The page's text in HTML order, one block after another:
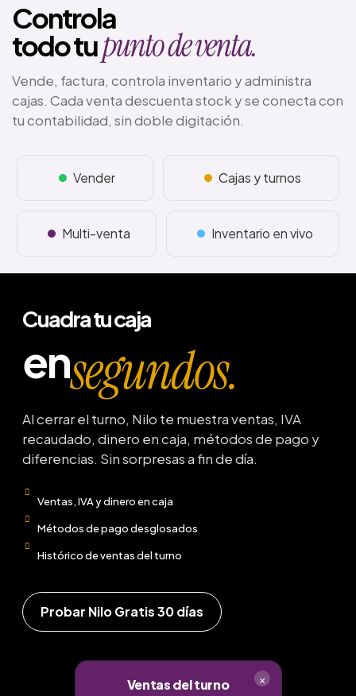
Controla
todo tupunto de venta.
Vende, factura, controla inventario y administra
cajas. Cada venta descuenta stock y se conecta con
tu contabilidad, sin doble digitación.
Vender Cajas y turnos
Multi-venta Inventario en vivo
Cuadra tu caja
ensegundos.
Al cerrar el turno, Nilo te muestra ventas, IVA
recaudado, dinero en caja, métodos de pago y
diferencias. Sin sorpresas a fin de día.
Ventas, IVA y dinero en caja
Métodos de pago desglosados
Histórico de ventas del turno
Probar Nilo Gratis 30 días
×
Ventas del turno